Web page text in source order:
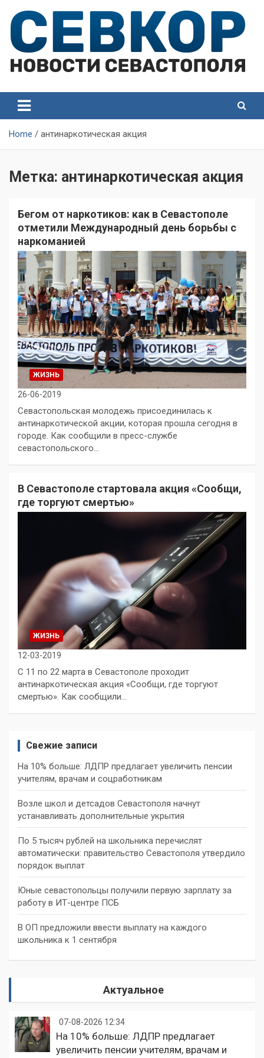
content
Севастополя
Севастополя
Home антинаркотическая акция
Метка: антинаркотическая акция
Бегом от наркотиков: как в Севастополе
отметили Международный день борьбы с
наркоманией
ЖИЗНЬ
26-06-2019
Севастопольская молодежь присоединилась к
антинаркотической акции, которая прошла сегодня в
городе. Как сообщили в пресс-службе
севастопольского…
В Севастополе стартовала акция «Сообщи,
где торгуют смертью»
ЖИЗНЬ
12-03-2019
С 11 по 22 марта в Севастополе проходит
антинаркотическая акция «Сообщи, где торгуют
смертью». Как сообщили…
Свежие записи
На 10% больше: ЛДПР предлагает увеличить пенсии
учителям, врачам и соцработникам
Возле школ и детсадов Севастополя начнут
устанавливать дополнительные укрытия
По 5 тысяч рублей на школьника перечислят
автоматически: правительство Севастополя утвердило
порядок выплат
Юные севастопольцы получили первую зарплату за
работу в ИТ-центре ПСБ
В ОП предложили ввести выплату на каждого
школьника к 1 сентября
Актуальное
07-08-2026 12:34
На 10% больше: ЛДПР предлагает
увеличить пенсии учителям, врачам и